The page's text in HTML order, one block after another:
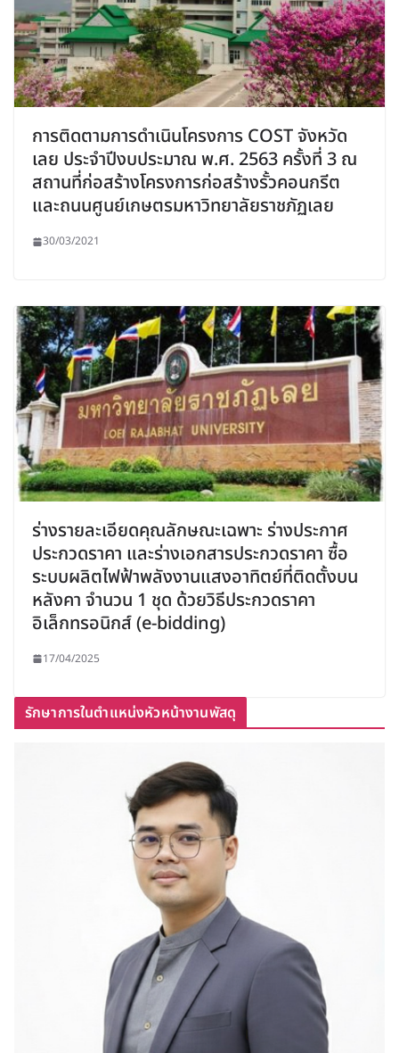
การติดตามการดำเนินโครงการ COST จังหวัด
เลย ประจำปีงบประมาณ พ.ศ. 2563 ครั้งที่ 3 ณ
สถานที่ก่อสร้างโครงการก่อสร้างรั้วคอนกรีต
และถนนศูนย์เกษตรมหาวิทยาลัยราชภัฏเลย
30/03/2021
ร่างรายละเอียดคุณลักษณะเฉพาะ ร่างประกาศ
ประกวดราคา และร่างเอกสารประกวดราคา ซื้อ
ระบบผลิตไฟฟ้าพลังงานแสงอาทิตย์ที่ติดตั้งบน
หลังคา จำนวน 1 ชุด ด้วยวิธีประกวดราคา
อิเล็กทรอนิกส์ (e-bidding)
17/04/2025
รักษาการในตำแหน่งหัวหน้างานพัสดุ